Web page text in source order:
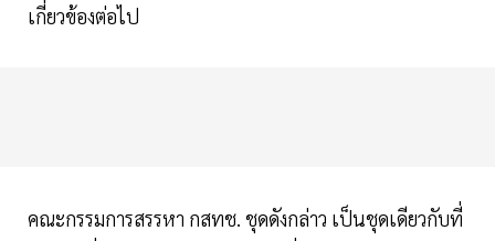
เกี่ยวข้องต่อไป
คณะกรรมการสรรหา กสทช. ชุดดังกล่าว เป็นชุดเดียวกับที่